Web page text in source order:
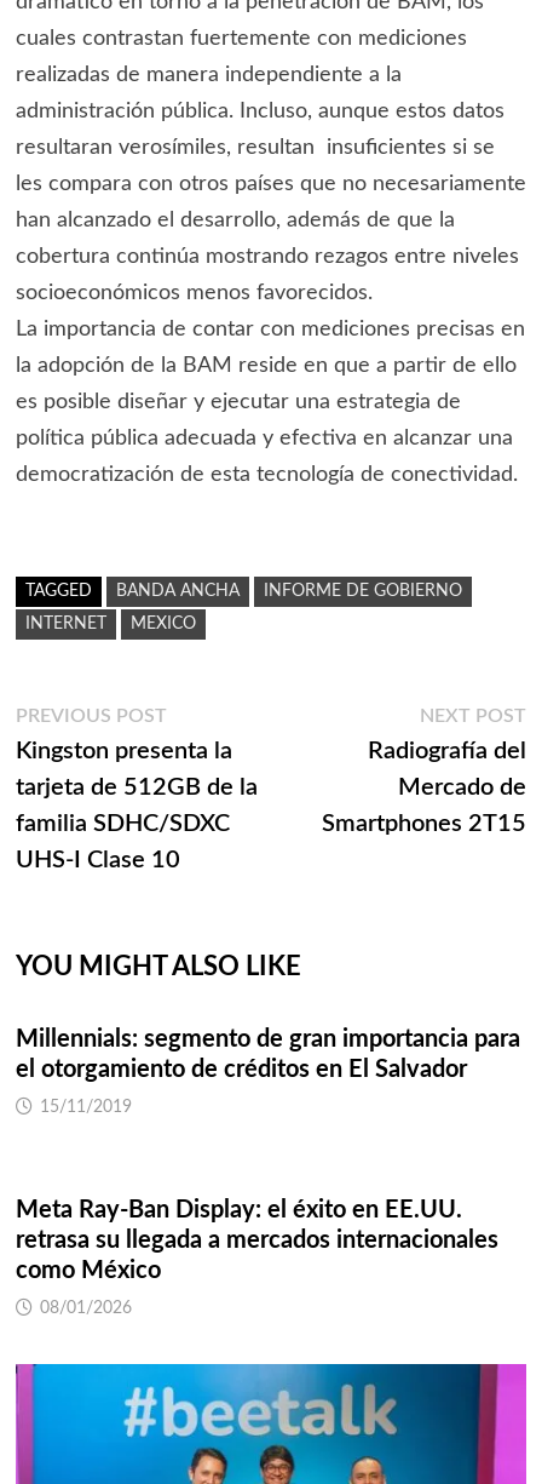
cuales contrastan fuertemente con mediciones
realizadas de manera independiente a la
administración pública. Incluso, aunque estos datos
resultaran verosímiles, resultan insuficientes si se
les compara con otros países que no necesariamente
han alcanzado el desarrollo, además de que la
cobertura continúa mostrando rezagos entre niveles
socioeconómicos menos favorecidos.
La importancia de contar con mediciones precisas en
la adopción de la BAM reside en que a partir de ello
es posible diseñar y ejecutar una estrategia de
política pública adecuada y efectiva en alcanzar una
democratización de esta tecnología de conectividad.
TAGGED BANDA ANCHA
INFORME DE GOBIERNO
INTERNET
MEXICO
Navegación
de
entradas
PREVIOUS POSTPrevious
post:
Kingston presenta la
tarjeta de 512GB de la
familia SDHC/SDXC
UHS-I Clase 10
NEXT POST
Radiografía del
Mercado de
Smartphones 2T15
YOU MIGHT ALSO LIKE
Millennials: segmento de gran importancia para
el otorgamiento de créditos en El Salvador
15/11/2019
Meta Ray-Ban Display: el éxito en EE.UU.
retrasa su llegada a mercados internacionales
como México
08/01/2026